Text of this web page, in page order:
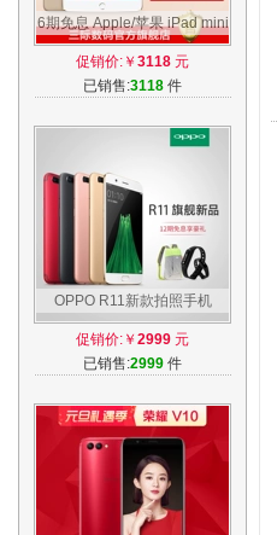
6期免息 Apple/苹果 iPad mini
4 128G 7.9英寸 wifi平板电脑
促销价:￥ 3118 元
已销售:3118 件
OPPO R11新款拍照手机
oppor11 oppor11手机 r11plus
r11红r9s手机
促销价:￥ 2999 元
已销售:2999 件